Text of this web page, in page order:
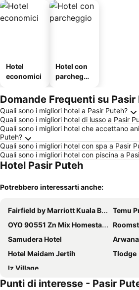
Hotel
economici
Hotel con
parcheggi
Domande Frequenti su Pasir
Quali sono i migliori hotel a Pasir Puteh?
Quali sono i migliori hotel di lusso a Pasir
Quali sono i migliori hotel che accettano
Puteh?
Quali sono i migliori hotel con spa a Pasir
Quali sono i migliori hotel con piscina a
Hotel Pasir Puteh
Potrebbero interessarti anche:
Fairfield by Marriott Kuala Besut
Temu
OYO 90551 Zn Mix Homestay & Roomstay
Samudera Hotel
Hotel Maidam Jertih
Tlodge
Iz Village
Punti di interesse - Pasir